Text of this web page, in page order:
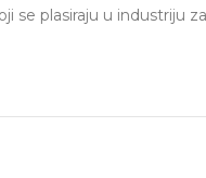
plasiraju u industriju